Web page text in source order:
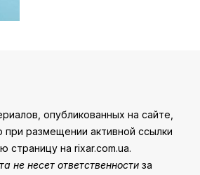
опубликованных на сайте,
при размещении активной ссылки
страницу на rixar.com.ua.
не несет ответственности за